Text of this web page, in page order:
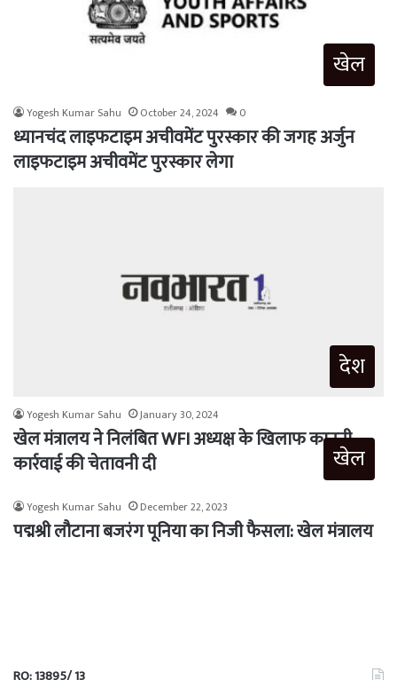
खेल
Yogesh Kumar Sahu October 24, 2024 0
ध्यानचंद लाइफटाइम अचीवमेंट पुरस्कार की जगह अर्जुन
लाइफटाइम अचीवमेंट पुरस्कार लेगा
देश
Yogesh Kumar Sahu January 30, 2024
खेल मंत्रालय ने निलंबित WFI अध्यक्ष के खिलाफ कानूनी
कार्रवाई की चेतावनी दी
खेल
Yogesh Kumar Sahu December 22, 2023
पद्मश्री लौटाना बजरंग पूनिया का निजी फैसला: खेल मंत्रालय